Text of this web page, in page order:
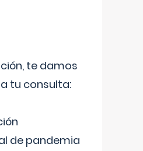
te damos
tu consulta:
de pandemia